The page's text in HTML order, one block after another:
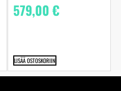
579,00€
LISÄÄ OSTOSKORIIN